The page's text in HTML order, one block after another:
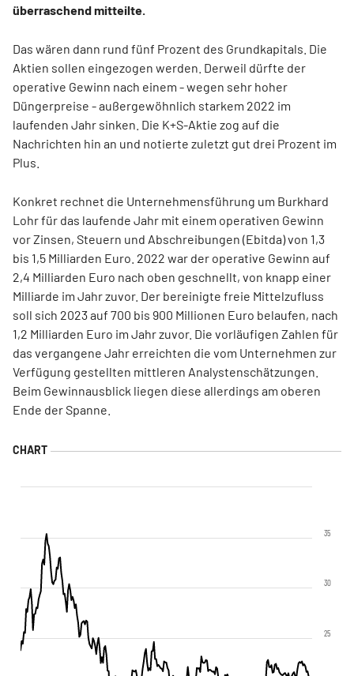
überraschend mitteilte.
Das wären dann rund fünf Prozent des Grundkapitals. Die
Aktien sollen eingezogen werden. Derweil dürfte der
operative Gewinn nach einem - wegen sehr hoher
Düngerpreise - außergewöhnlich starkem 2022 im
laufenden Jahr sinken. Die K+S-Aktie zog auf die
Nachrichten hin an und notierte zuletzt gut drei Prozent im
Plus.
Konkret rechnet die Unternehmensführung um Burkhard
Lohr für das laufende Jahr mit einem operativen Gewinn
vor Zinsen, Steuern und Abschreibungen (Ebitda) von 1,3
bis 1,5 Milliarden Euro. 2022 war der operative Gewinn auf
2,4 Milliarden Euro nach oben geschnellt, von knapp einer
Milliarde im Jahr zuvor. Der bereinigte freie Mittelzufluss
soll sich 2023 auf 700 bis 900 Millionen Euro belaufen, nach
1,2 Milliarden Euro im Jahr zuvor. Die vorläufigen Zahlen für
das vergangene Jahr erreichten die vom Unternehmen zur
Verfügung gestellten mittleren Analystenschätzungen.
Beim Gewinnausblick liegen diese allerdings am oberen
Ende der Spanne.
25
30
35